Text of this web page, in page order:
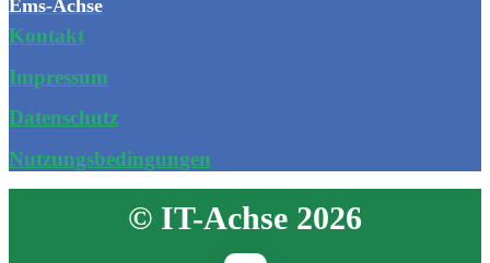
Ems-Achse
Kontakt
Impressum
Datenschutz
Nutzungsbedingungen
© IT-Achse 2026